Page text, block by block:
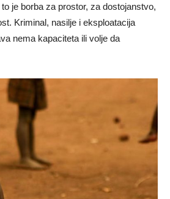
je borba za prostor, za dostojanstvo,
Kriminal, nasilje i eksploatacija
nema kapaciteta ili volje da